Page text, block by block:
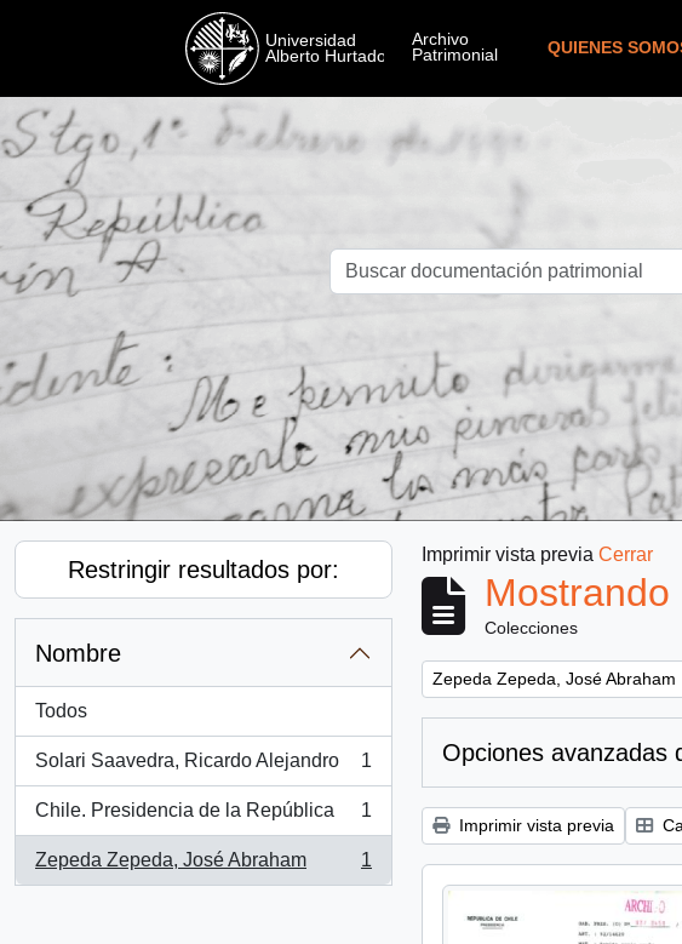
QUIENES
Restringir resultados por:
Nombre
Todos
Solari Saavedra, Ricardo Alejandro
, 1 resultados
1
Chile. Presidencia de la República
, 1 resultados
1
Zepeda Zepeda, José Abraham
, 1 resultados
1
Imprimir vista previa Cerrar
Colecciones
Remove filter:
Zepeda Zepeda, José Abraham
Opciones avanzadas
Imprimir vista previa